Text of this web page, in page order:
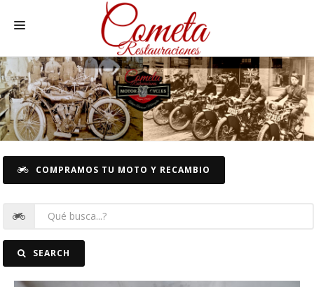
HOME
MOTOS NACIONALES Y OTRAS
REC. MOTOS
COMPRAMOS TU MOTO Y RECAMBIO
SEARCH